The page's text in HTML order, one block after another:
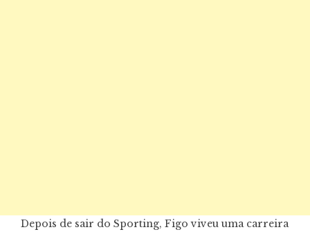
Depois de sair do Sporting, Figo viveu uma carreira